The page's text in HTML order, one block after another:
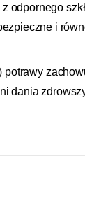
odpornego
i
potrawy
dania